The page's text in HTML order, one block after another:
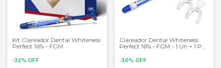
Kit Clareador Dental Whiteness
Perfect 16% - FGM
-32% OFF
Clareador Dental Whiteness
Perfect 16% - FGM - 1 Un + 1 Par
-30% OFF